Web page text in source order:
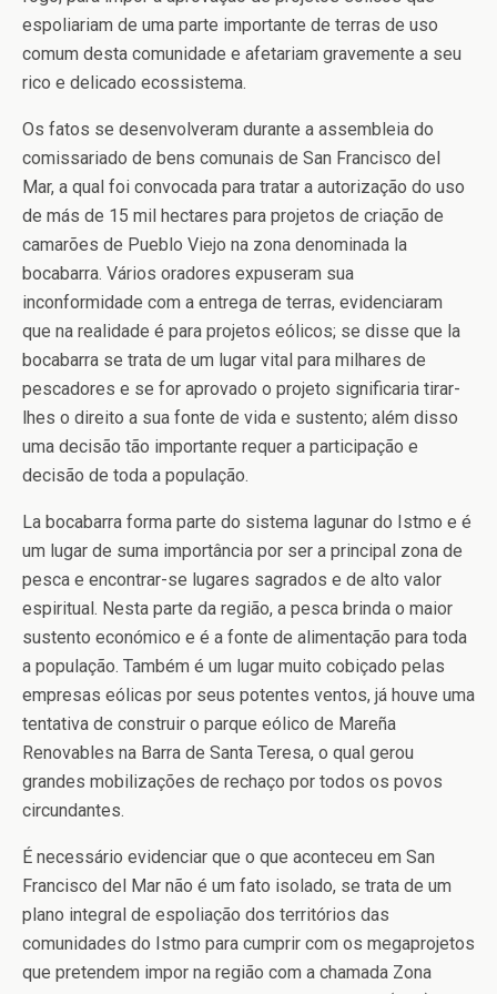
espoliariam de uma parte importante de terras de uso
comum desta comunidade e afetariam gravemente a seu
rico e delicado ecossistema.
Os fatos se desenvolveram durante a assembleia do
comissariado de bens comunais de San Francisco del
Mar, a qual foi convocada para tratar a autorização do uso
de más de 15 mil hectares para projetos de criação de
camarões de Pueblo Viejo na zona denominada la
bocabarra. Vários oradores expuseram sua
inconformidade com a entrega de terras, evidenciaram
que na realidade é para projetos eólicos; se disse que la
bocabarra se trata de um lugar vital para milhares de
pescadores e se for aprovado o projeto significaria tirar-
lhes o direito a sua fonte de vida e sustento; além disso
uma decisão tão importante requer a participação e
decisão de toda a população.
La bocabarra forma parte do sistema lagunar do Istmo e é
um lugar de suma importância por ser a principal zona de
pesca e encontrar-se lugares sagrados e de alto valor
espiritual. Nesta parte da região, a pesca brinda o maior
sustento económico e é a fonte de alimentação para toda
a população. Também é um lugar muito cobiçado pelas
empresas eólicas por seus potentes ventos, já houve uma
tentativa de construir o parque eólico de Mareña
Renovables na Barra de Santa Teresa, o qual gerou
grandes mobilizações de rechaço por todos os povos
circundantes.
É necessário evidenciar que o que aconteceu em San
Francisco del Mar não é um fato isolado, se trata de um
plano integral de espoliação dos territórios das
comunidades do Istmo para cumprir com os megaprojetos
que pretendem impor na região com a chamada Zona